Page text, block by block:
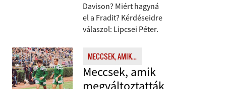
Davison? Miért hagyná
el a Fradit? Kérdéseidre
válaszol: Lipcsei Péter.
MECCSEK, AMIK...
Meccsek, amik
megváltoztatták